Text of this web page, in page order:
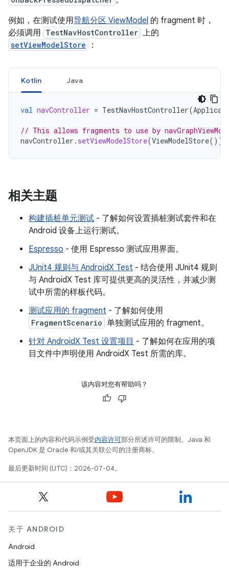
例如，在测试使用导航分区 ViewModel 的 fragment 时，
必须调用 TestNavHostController 上的
setViewModelStore ：
Kotlin Java
val navController = TestNavHostController(
// This allows fragments to use by
navController . setViewModelStore(ViewModelStore())
相关主题
构建插桩单元测试 - 了解如何设置插桩测试套件和在
Android 设备上运行测试。
Espresso - 使用 Espresso 测试应用界面。
JUnit4 规则与 AndroidX Test - 结合使用 JUnit4 规则
与 AndroidX Test 库可提供更高的灵活性，并减少测
试中所需的样板代码。
测试应用的 fragment - 了解如何使用
FragmentScenario 单独测试应用的 fragment。
针对 AndroidX Test 设置项目 - 了解如何在应用的项
目文件中声明使用 AndroidX Test 所需的库。
该内容对您有帮助吗？
本页面上的内容和代码示例受内容许可部分所述许可的限制。Java 和
OpenJDK 是 Oracle 和/或其关联公司的注册商标。
最后更新时间 (UTC)：2026-07-04。
关于 ANDROID
Android
适用于企业的 Android